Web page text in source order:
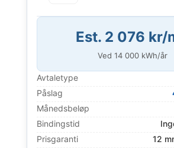
Est. 2 076 kr/
Ved 14 000 kWh/år
Avtaletype
Påslag
Månedsbeløp
Bindingstid
Prisgaranti
12